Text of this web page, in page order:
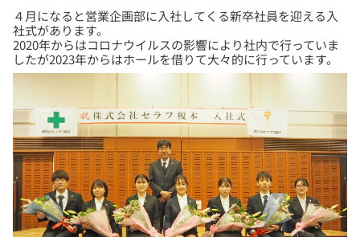
４月になると営業企画部に入社してくる新卒社員を迎える入
社式があります。
2020年からはコロナウイルスの影響により社内で行っていま